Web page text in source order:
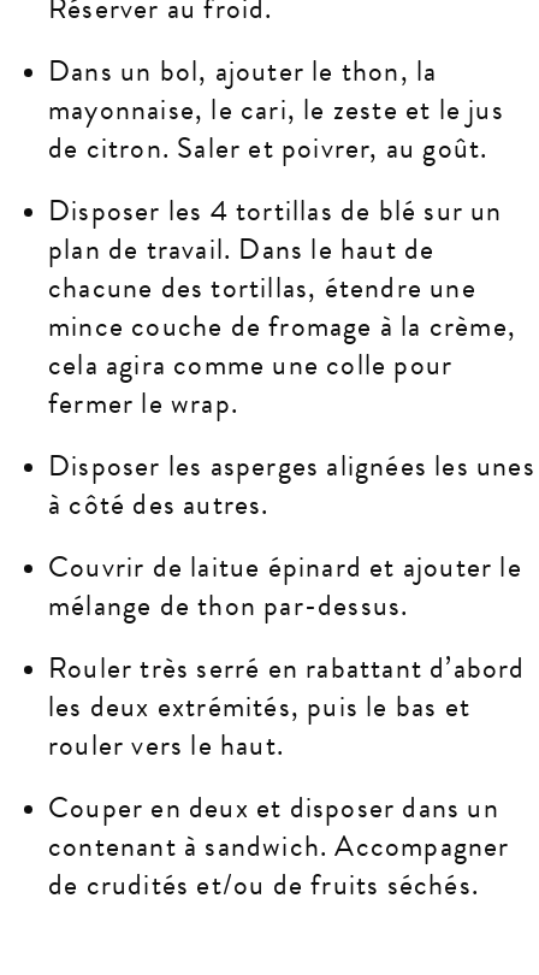
Dans un bol, ajouter le thon, la
mayonnaise, le cari, le zeste et le jus
de citron. Saler et poivrer, au goût.
Disposer les 4 tortillas de blé sur un
plan de travail. Dans le haut de
chacune des tortillas, étendre une
mince couche de fromage à la crème,
cela agira comme une colle pour
fermer le wrap.
Disposer les asperges alignées les unes
à côté des autres.
Couvrir de laitue épinard et ajouter le
mélange de thon par-dessus.
Rouler très serré en rabattant d’abord
les deux extrémités, puis le bas et
rouler vers le haut.
Couper en deux et disposer dans un
contenant à sandwich. Accompagner
de crudités et/ou de fruits séchés.